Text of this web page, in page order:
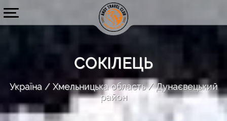
СОКІЛЕЦЬ
Україна Хмельницька область
Дунаєвецький
район